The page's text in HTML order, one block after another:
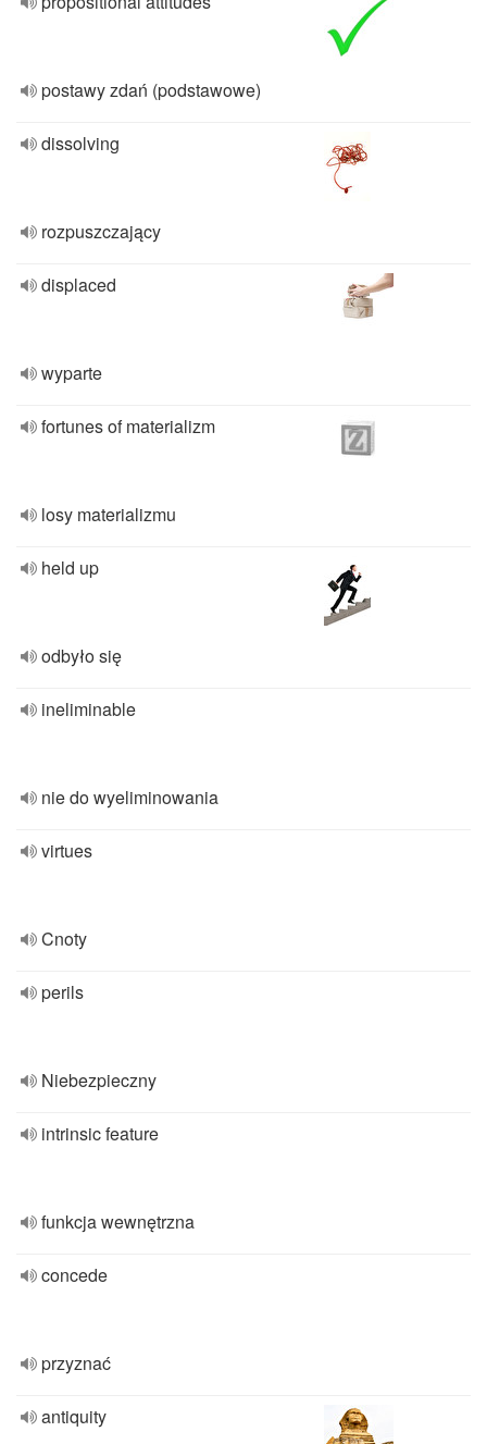
postawy zdań (podstawowe)
dissolving
rozpuszczający
displaced
wyparte
fortunes of materializm
losy materializmu
held up
odbyło się
ineliminable
nie do wyeliminowania
virtues
Cnoty
perils
Niebezpieczny
intrinsic feature
funkcja wewnętrzna
concede
przyznać
antiquity